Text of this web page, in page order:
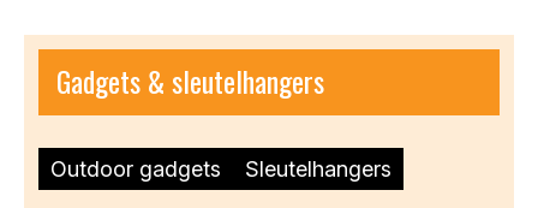
Gadgets & sleutelhangers
Outdoor gadgets Sleutelhangers